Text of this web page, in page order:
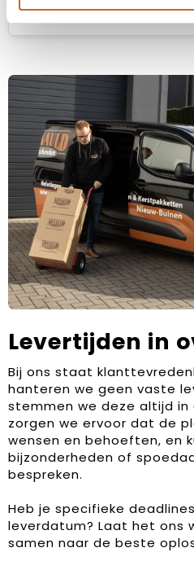
Prijsspecificaties
Levertijden in
Bij ons staat
hanteren we geen vaste
stemmen we deze altijd in
zorgen we ervoor dat de
wensen en behoeften, en
bijzonderheden of
bespreken.
Heb je specifieke
leverdatum? Laat het ons
samen naar de beste